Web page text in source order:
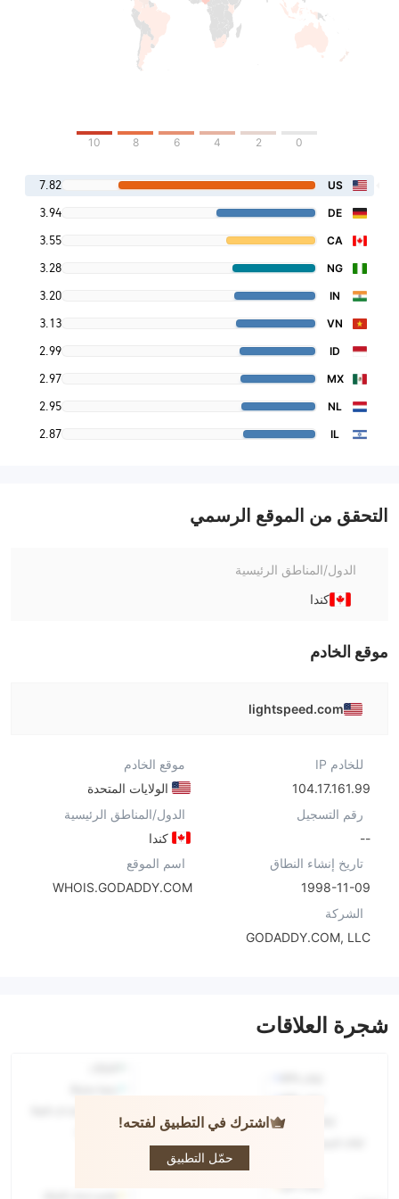
0
2
4
6
8
10
US
7.82
DE
3.94
CA
3.55
NG
3.28
IN
3.20
VN
3.13
ID
2.99
MX
2.97
NL
2.95
IL
2.87
التحقق من الموقع الرسمي
الدول/المناطق الرئيسية
كندا
موقع الخادم
lightspeed.com
للخادم IP
104.17.161.99
موقع الخادم
الولايات المتحدة
رقم التسجيل
--
الدول/المناطق الرئيسية
كندا
تاريخ إنشاء النطاق
1998-11-09
اسم الموقع
WHOIS.GODADDY.COM
الشركة
GODADDY.COM, LLC
شجرة العلاقات
اشترك في التطبيق لفتحه!
حمّل التطبيق